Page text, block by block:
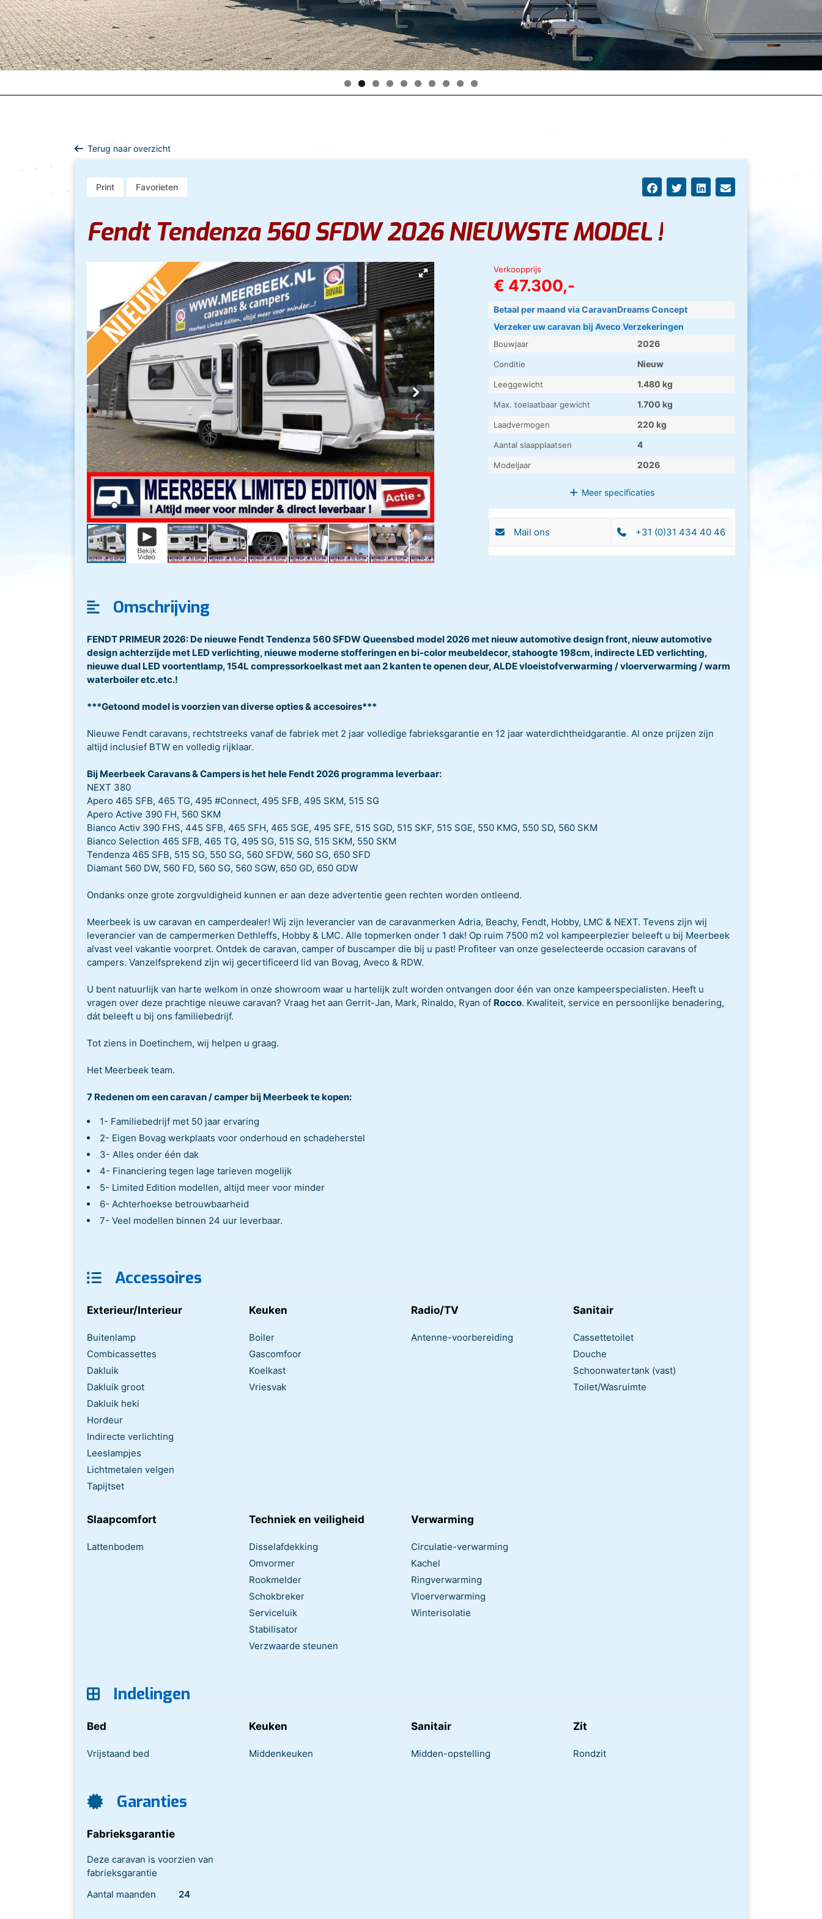
Terug naar overzicht
Print Favorieten
Fendt Tendenza 560 SFDW 2026 NIEUWSTE MODEL !
Verkoopprijs
€ 47.300,-
Betaal per maand via CaravanDreams Concept
Verzeker uw caravan bij Aveco Verzekeringen
Bouwjaar 2026
Conditie Nieuw
Leeggewicht 1.480 kg
Max. toelaatbaar gewicht 1.700 kg
Laadvermogen 220 kg
Aantal slaapplaatsen 4
Modeljaar 2026
Meerspecificaties
Mail ons +31 (0)31 434 40 46
Omschrijving
FENDT PRIMEUR 2026: De nieuwe Fendt Tendenza 560 SFDW Queensbed model 2026 met nieuw automotive design front, nieuw automotive
design achterzijde met LED verlichting, nieuwe moderne stofferingen en bi-color meubeldecor, stahoogte 198cm, indirecte LED verlichting,
nieuwe dual LED voortentlamp, 154L compressorkoelkast met aan 2 kanten te openen deur, ALDE vloeistofverwarming / vloerverwarming / warm
waterboiler etc.etc.!
***Getoond model is voorzien van diverse opties & accesoires***
Nieuwe Fendt caravans, rechtstreeks vanaf de fabriek met 2 jaar volledige fabrieksgarantie en 12 jaar waterdichtheidgarantie. Al onze prijzen zijn
altijd inclusief BTW en volledig rijklaar.
Bij Meerbeek Caravans & Campers is het hele Fendt 2026 programma leverbaar:
NEXT 380
Apero 465 SFB, 465 TG, 495 #Connect, 495 SFB, 495 SKM, 515 SG
Apero Active 390 FH, 560 SKM
Bianco Activ 390 FHS, 445 SFB, 465 SFH, 465 SGE, 495 SFE, 515 SGD, 515 SKF, 515 SGE, 550 KMG, 550 SD, 560 SKM
Bianco Selection 465 SFB, 465 TG, 495 SG, 515 SG, 515 SKM, 550 SKM
Tendenza 465 SFB, 515 SG, 550 SG, 560 SFDW, 560 SG, 650 SFD
Diamant 560 DW, 560 FD, 560 SG, 560 SGW, 650 GD, 650 GDW
Ondanks onze grote zorgvuldigheid kunnen er aan deze advertentie geen rechten worden ontleend.
Meerbeek is uw caravan en camperdealer! Wij zijn leverancier van de caravanmerken Adria, Beachy, Fendt, Hobby, LMC & NEXT. Tevens zijn wij
leverancier van de campermerken Dethleffs, Hobby & LMC. Alle topmerken onder 1 dak! Op ruim 7500 m2 vol kampeerplezier beleeft u bij Meerbeek
alvast veel vakantie voorpret. Ontdek de caravan, camper of buscamper die bij u past! Profiteer van onze geselecteerde occasion caravans of
campers. Vanzelfsprekend zijn wij gecertificeerd lid van Bovag, Aveco & RDW.
U bent natuurlijk van harte welkom in onze showroom waar u hartelijk zult worden ontvangen door één van onze kampeerspecialisten. Heeft u
vragen over deze prachtige nieuwe caravan? Vraag het aan Gerrit-Jan, Mark, Rinaldo, Ryan of Rocco. Kwaliteit, service en persoonlijke benadering,
dát beleeft u bij ons familiebedrijf.
Tot ziens in Doetinchem, wij helpen u graag.
Het Meerbeek team.
7 Redenen om een caravan / camper bij Meerbeek te kopen:
1- Familiebedrijf met 50 jaar ervaring
2- Eigen Bovag werkplaats voor onderhoud en schadeherstel
3- Alles onder één dak
4- Financiering tegen lage tarieven mogelijk
5- Limited Edition modellen, altijd meer voor minder
6- Achterhoekse betrouwbaarheid
7- Veel modellen binnen 24 uur leverbaar.
Accessoires
Exterieur/Interieur
Buitenlamp
Combicassettes
Dakluik
Dakluik groot
Dakluik heki
Hordeur
Indirecte verlichting
Leeslampjes
Lichtmetalen velgen
Tapijtset
Keuken
Boiler
Gascomfoor
Koelkast
Vriesvak
Radio/TV
Antenne-voorbereiding
Sanitair
Cassettetoilet
Douche
Schoonwatertank (vast)
Toilet/Wasruimte
Slaapcomfort
Lattenbodem
Techniek en veiligheid
Disselafdekking
Omvormer
Rookmelder
Schokbreker
Serviceluik
Stabilisator
Verzwaarde steunen
Verwarming
Circulatie-verwarming
Kachel
Ringverwarming
Vloerverwarming
Winterisolatie
Indelingen
Bed
Vrijstaand bed
Keuken
Middenkeuken
Sanitair
Midden-opstelling
Zit
Rondzit
Garanties
Fabrieksgarantie
Deze caravan is voorzien van
fabrieksgarantie
Aantal maanden
24